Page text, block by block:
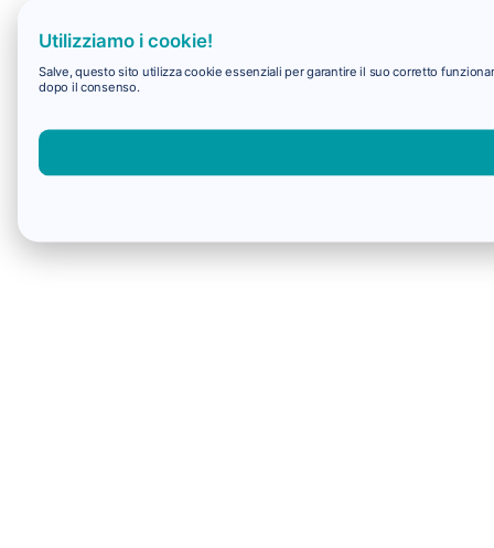
Utilizziamo i cookie!
Salve, questo sito utilizza cookie essenziali per garantire il suo corretto
dopo il consenso.